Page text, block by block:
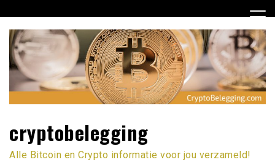
naar
inhoud
cryptobelegging
Alle Bitcoin en Crypto informatie voor jou verzameld!